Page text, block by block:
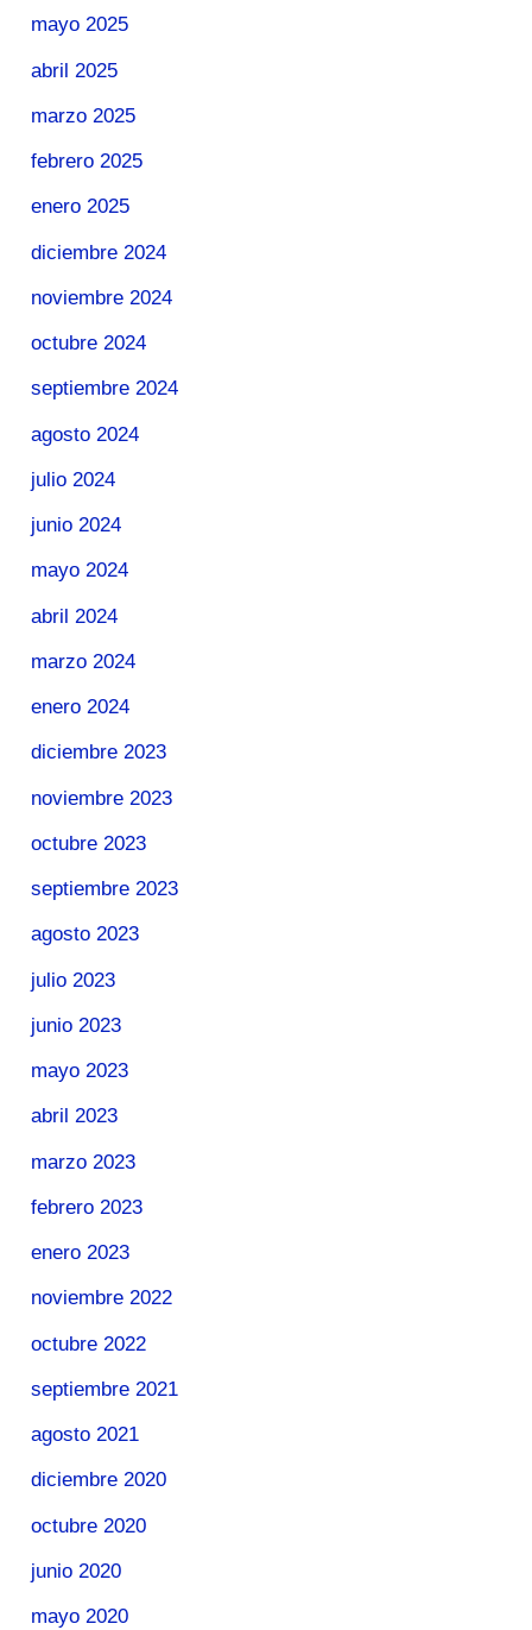
mayo 2025
abril 2025
marzo 2025
febrero 2025
enero 2025
diciembre 2024
noviembre 2024
octubre 2024
septiembre 2024
agosto 2024
julio 2024
junio 2024
mayo 2024
abril 2024
marzo 2024
enero 2024
diciembre 2023
noviembre 2023
octubre 2023
septiembre 2023
agosto 2023
julio 2023
junio 2023
mayo 2023
abril 2023
marzo 2023
febrero 2023
enero 2023
noviembre 2022
octubre 2022
septiembre 2021
agosto 2021
diciembre 2020
octubre 2020
junio 2020
mayo 2020